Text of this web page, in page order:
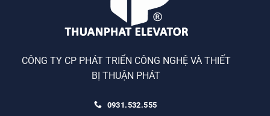
CÔNG TY CP PHÁT TRIỂN CÔNG NGHỆ VÀ THIẾT
BỊ THUẬN PHÁT
0931.532.555